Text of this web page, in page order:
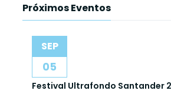
Próximos Eventos
SEP
05
Festival Ultrafondo Santander